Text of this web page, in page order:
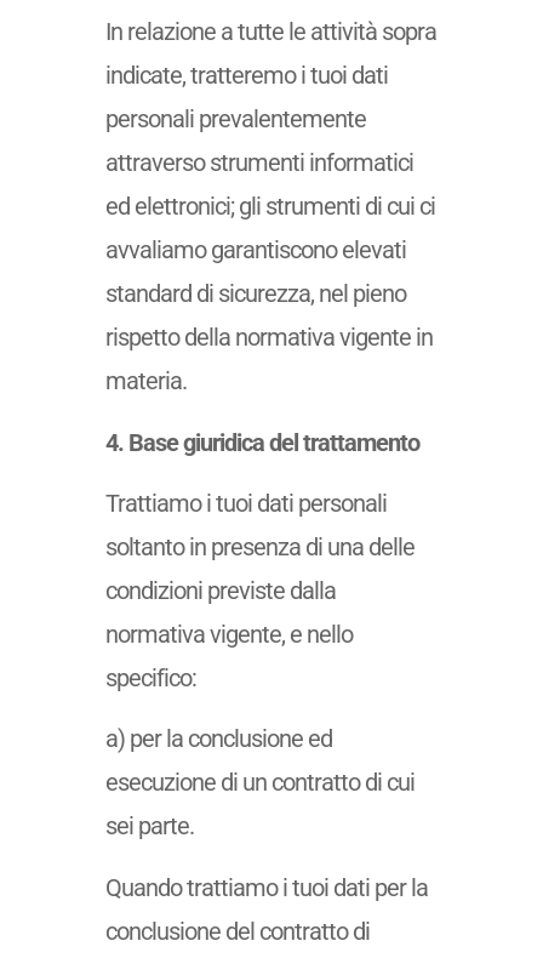
In relazione a tutte le attività sopra
indicate, tratteremo i tuoi dati
personali prevalentemente
attraverso strumenti informatici
ed elettronici; gli strumenti di cui ci
avvaliamo garantiscono elevati
standard di sicurezza, nel pieno
rispetto della normativa vigente in
materia.
4. Base giuridica del trattamento
Trattiamo i tuoi dati personali
soltanto in presenza di una delle
condizioni previste dalla
normativa vigente, e nello
specifico:
a) per la conclusione ed
esecuzione di un contratto di cui
sei parte.
Quando trattiamo i tuoi dati per la
conclusione del contratto di